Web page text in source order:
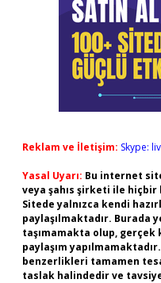
Reklam ve İletişim: Skype:
Yasal Uyarı: Bu internet
veya şahıs şirketi ile hiçbir
Sitede yalnızca kendi
paylaşılmaktadır. Burada
taşımamakta olup, gerçek
paylaşım
benzerlikleri tamamen
taslak halindedir ve